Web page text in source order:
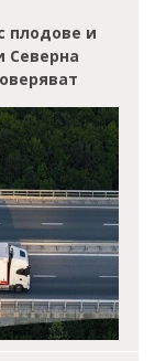
плодове и
Северна